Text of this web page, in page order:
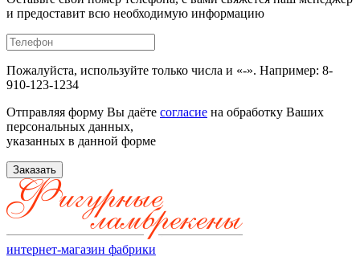
и предоставит всю необходимую информацию
Пожалуйста, используйте только числа и «-». Например: 8-
910-123-1234
Отправляя форму Вы даёте согласие на обработку Ваших
персональных данных,
указанных в данной форме
Заказать
интернет-магазин фабрики